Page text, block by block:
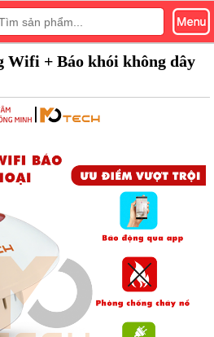
Wifi + Báo khói không dây